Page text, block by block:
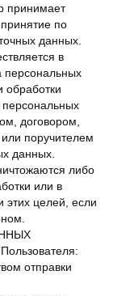
принимает
по
данных.
в
персональных
обработки
договором,
поручителем
данных.
либо
или в
этих целей, если
отправки